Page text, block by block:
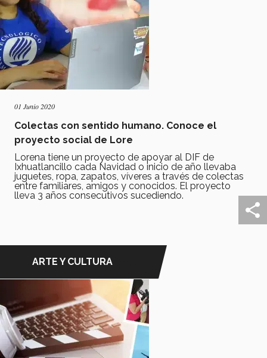
01 Junio 2020
Colectas con sentido humano. Conoce el
proyecto social de Lore
Lorena tiene un proyecto de apoyar al DIF de
Ixhuatlancillo cada Navidad o inicio de año llevaba
juguetes, ropa, zapatos, víveres a través de colectas
entre familiares, amigos y conocidos. El proyecto
lleva 3 años consecutivos sucediendo.
ARTE Y CULTURA